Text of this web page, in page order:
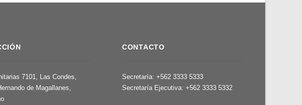
7101, Las Condes,
de Magallanes,
CONTACTO
Secretaría: +562 3333 5333
Secretaría Ejecutiva: +562 3333 5332